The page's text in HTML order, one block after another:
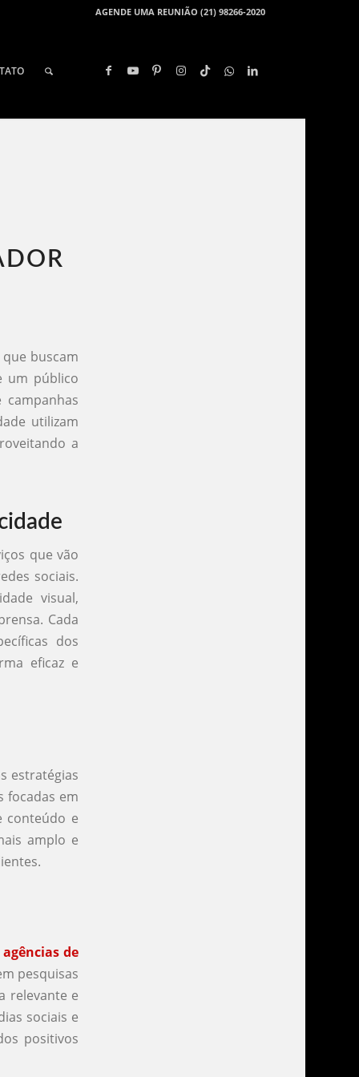
AGENDE UMA REUNIÃO (21) 98266-2020
buscam
um público
utilizam
a
que vão
sociais.
visual,
Cada
dos
eficaz e
estratégias
focadas em
conteúdo e
amplo e
agências de
pesquisas
relevante e
sociais e
positivos